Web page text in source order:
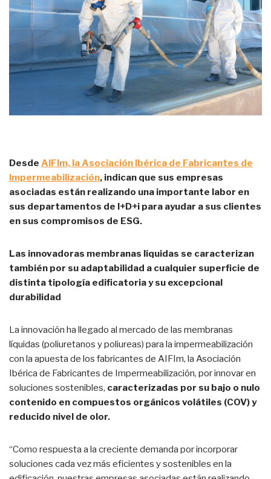
Desde AIFIm, la Asociación Ibérica de Fabricantes de
Impermeabilización, indican que sus empresas
asociadas están realizando una importante labor en
sus departamentos de I+D+i para ayudar a sus clientes
en sus compromisos de ESG.
Las innovadoras membranas líquidas se caracterizan
también por su adaptabilidad a cualquier superficie de
distinta tipología edificatoria y su excepcional
durabilidad
La innovación ha llegado al mercado de las membranas
líquidas (poliuretanos y poliureas) para la impermeabilización
con la apuesta de los fabricantes de AIFIm, la Asociación
Ibérica de Fabricantes de Impermeabilización, por innovar en
soluciones sostenibles, caracterizadas por su bajo o nulo
contenido en compuestos orgánicos volátiles (COV) y
reducido nivel de olor.
“Como respuesta a la creciente demanda por incorporar
soluciones cada vez más eficientes y sostenibles en la